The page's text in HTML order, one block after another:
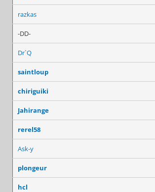
razkas
-DD-
Dr`Q
saintloup
chiriguiki
Jahirange
rerel58
Ask-y
plongeur
hcl